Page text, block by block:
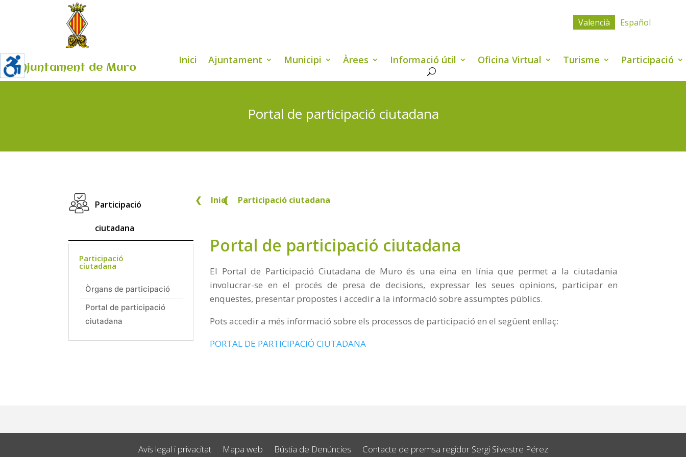
Ajuntament de Muro
Valencià Español
Inici Ajuntament Municipi Àrees Informació útil Oficina Virtual Turisme Participació
Portal de participació ciutadana
Participació
ciutadana
❮ Inici
❮ Participació ciutadana
Portal de participació ciutadana
Participació
ciutadana
Òrgans de participació
Portal de participació
ciutadana
El Portal de Participació Ciutadana de Muro és una eina en línia que permet a la ciutadania
involucrar-se en el procés de presa de decisions, expressar les seues opinions, participar en
enquestes, presentar propostes i accedir a la informació sobre assumptes públics.
Pots accedir a més informació sobre els processos de participació en el següent enllaç:
PORTAL DE PARTICIPACIÓ CIUTADANA
Avís legal i privacitat Mapa web Bústia de Denúncies Contacte de premsa regidor Sergi Silvestre Pérez